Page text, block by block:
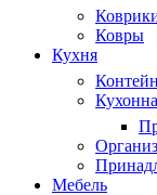
Ковры
Кухня
Мебель